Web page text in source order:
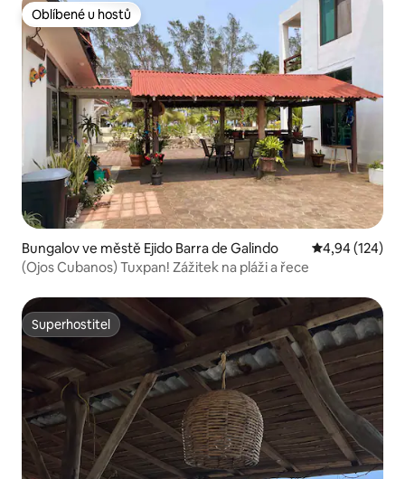
Oblíbené u hostů
Oblíbené u hostů
Bungalov ve městě Ejido Barra de Galindo Průměrné
4,94 (124)
(Ojos Cubanos) Tuxpan! Zážitek na pláži a řece
Superhostitel
Superhostitel